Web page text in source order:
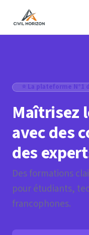
⭐ La plateforme
Maîtrisez
avec des
des
Des formations
pour étudiants,
francophones.